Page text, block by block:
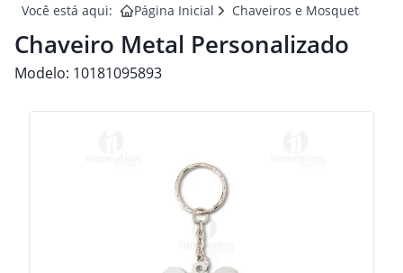
Você está aqui: Página Inicial Chaveiros e Mosquetão
Chaveiro Metal Personalizado
Modelo: 10181095893